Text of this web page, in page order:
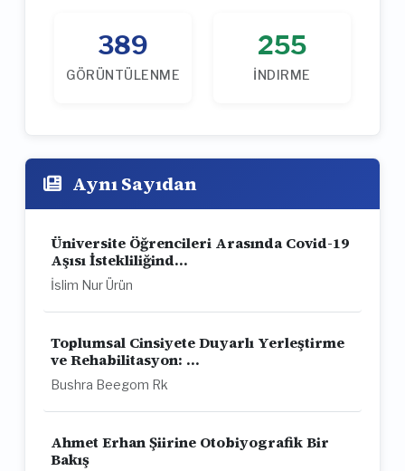
389
GÖRÜNTÜLENME
255
İNDIRME
Aynı Sayıdan
Üniversite Öğrencileri Arasında Covid-19
Aşısı İstekliliğind...
İslim Nur Ürün
Toplumsal Cinsiyete Duyarlı Yerleştirme
ve Rehabilitasyon: ...
Bushra Beegom Rk
Ahmet Erhan Şiirine Otobiyografik Bir
Bakış